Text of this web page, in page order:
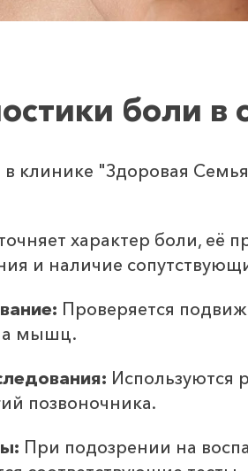
боли в
клинике "Здоровая
характер боли, её
и наличие
Проверяется
мышц.
Используются
позвоночника.
При подозрении на